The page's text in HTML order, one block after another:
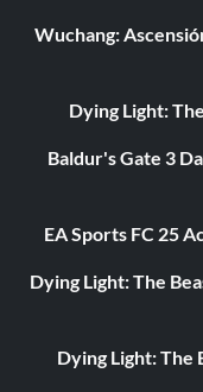
Wuchang:
Dying Light:
Baldur's Gate 3
EA Sports FC 25
Dying Light: The
Dying Light: The